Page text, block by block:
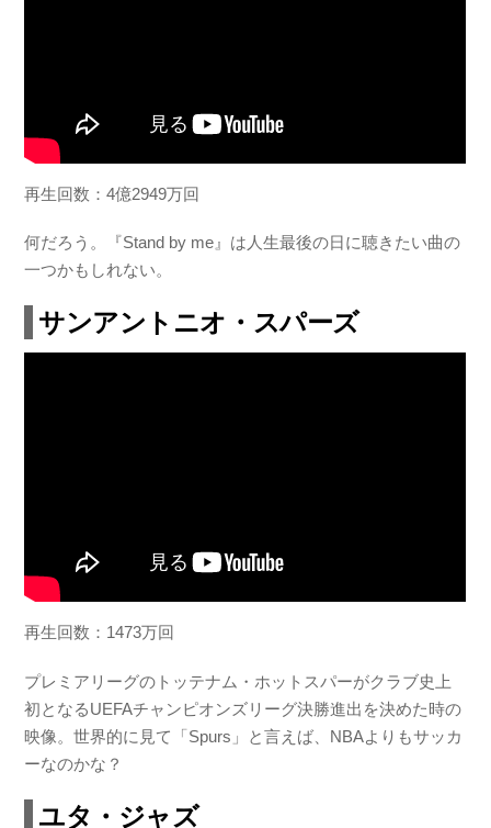
再生回数：4億2949万回
何だろう。『Stand by me』は人生最後の日に聴きたい曲の
一つかもしれない。
サンアントニオ・スパーズ
再生回数：1473万回
プレミアリーグのトッテナム・ホットスパーがクラブ史上
初となるUEFAチャンピオンズリーグ決勝進出を決めた時の
映像。世界的に見て「Spurs」と言えば、NBAよりもサッカ
ーなのかな？
ユタ・ジャズ